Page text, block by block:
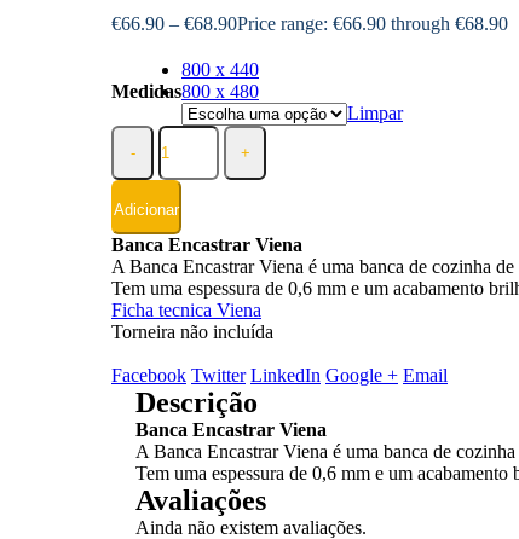
€66.90 – €68.90Price range: €66.90 through €68.90
Medidas
800 x 440
800 x 480
Limpar
- +
Adicionar
Banca Encastrar Viena
A Banca Encastrar Viena é uma banca de cozinha
Tem uma espessura de 0,6 mm e um acabamento
Ficha tecnica Viena
Torneira não incluída
Facebook Twitter LinkedIn Google + Email
Descrição
Banca Encastrar Viena
A Banca Encastrar Viena é uma banca de
Tem uma espessura de 0,6 mm e um
Avaliações
Ainda não existem avaliações.